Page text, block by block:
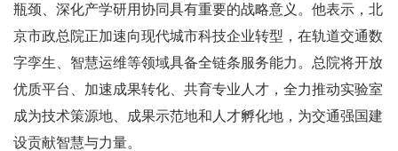
瓶颈、深化产学研用协同具有重要的战略意义。他表示，北
京市政总院正加速向现代城市科技企业转型，在轨道交通数
字孪生、智慧运维等领域具备全链条服务能力。总院将开放
优质平台、加速成果转化、共育专业人才，全力推动实验室
成为技术策源地、成果示范地和人才孵化地，为交通强国建
设贡献智慧与力量。